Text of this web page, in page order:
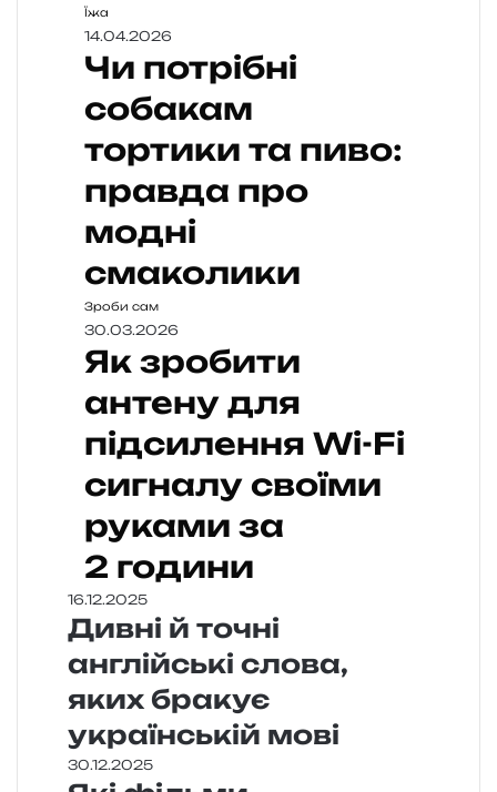
Їжа
14.04.2026
Чи потрібні
собакам
тортики та пиво:
правда про
модні
смаколики
Зроби сам
30.03.2026
Як зробити
антену для
підсилення Wi-Fi
сигналу своїми
руками за
2 години
16.12.2025
Дивні й точні
англійські слова,
яких бракує
українській мові
30.12.2025